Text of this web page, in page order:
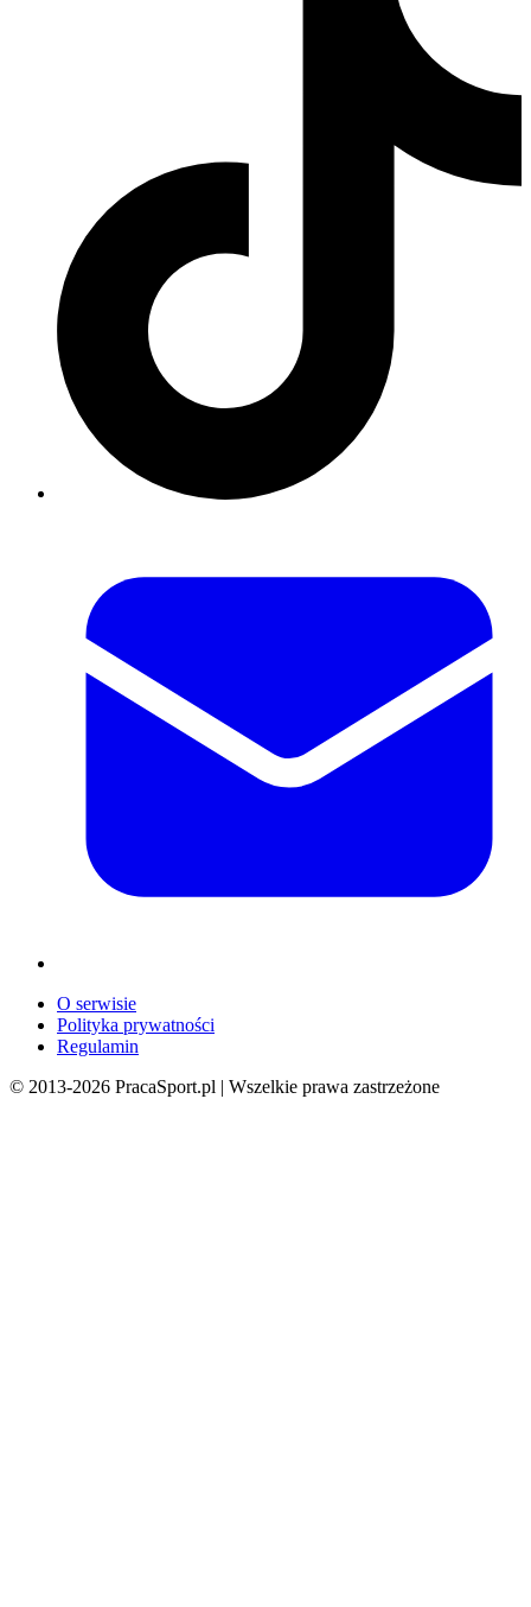
O serwisie
Polityka prywatności
Regulamin
© 2013-2026 PracaSport.pl | Wszelkie prawa zastrzeżone